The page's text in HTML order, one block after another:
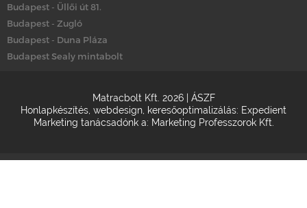
Budapest - Üllői út 81.
Budapest - Zugló
Budapest - Duna Pláza
Budapest Sealy mintabolt
Matracbolt Kft. 2026 | ÁSZF
Honlapkészítés webdesign keresőoptimalizálás: Expedient
Marketing tanácsadónk a: Marketing Professzorok Kft.